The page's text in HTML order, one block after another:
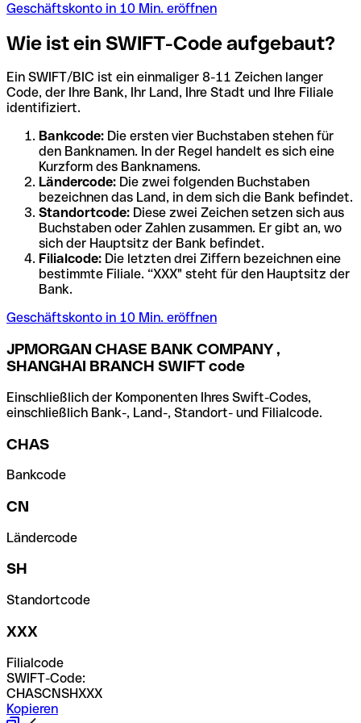
Geschäftskonto in 10 Min. eröffnen
Wie ist ein SWIFT-Code aufgebaut?
Ein SWIFT/BIC ist ein einmaliger 8-11 Zeichen langer
Code, der Ihre Bank, Ihr Land, Ihre Stadt und Ihre Filiale
identifiziert.
Bankcode: Die ersten vier Buchstaben stehen für
den Banknamen. In der Regel handelt es sich eine
Kurzform des Banknamens.
Ländercode: Die zwei folgenden Buchstaben
bezeichnen das Land, in dem sich die Bank befindet.
Standortcode: Diese zwei Zeichen setzen sich aus
Buchstaben oder Zahlen zusammen. Er gibt an, wo
sich der Hauptsitz der Bank befindet.
Filialcode: Die letzten drei Ziffern bezeichnen eine
bestimmte Filiale. “XXX" steht für den Hauptsitz der
Bank.
Geschäftskonto in 10 Min. eröffnen
JPMORGAN CHASE BANK COMPANY ,
SHANGHAI BRANCH SWIFT code
Einschließlich der Komponenten Ihres Swift-Codes,
einschließlich Bank-, Land-, Standort- und Filialcode.
CHAS
Bankcode
CN
Ländercode
SH
Standortcode
XXX
Filialcode
SWIFT-Code:
CHASCNSHXXX
Kopieren